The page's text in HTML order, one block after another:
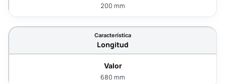
200 mm
Longitud
680 mm